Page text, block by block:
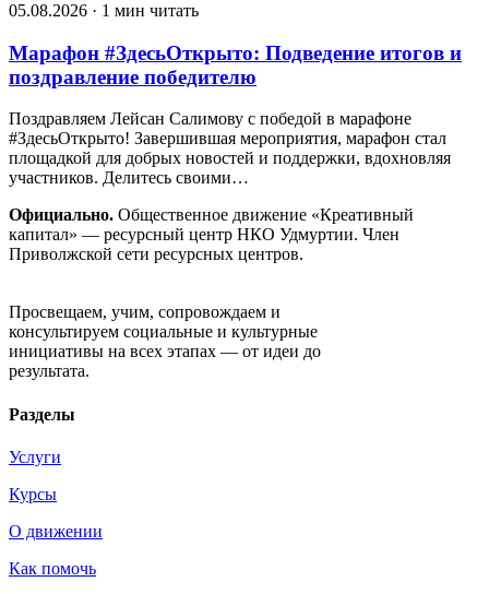
05.08.2026 · 1 мин читать
Марафон #ЗдесьОткрыто: Подведение итогов и
поздравление победителю
Поздравляем Лейсан Салимову с победой в марафоне
#ЗдесьОткрыто! Завершившая мероприятия, марафон стал
площадкой для добрых новостей и поддержки, вдохновляя
участников. Делитесь своими…
Официально. Общественное движение «Креативный
капитал» — ресурсный центр НКО Удмуртии. Член
Приволжской сети ресурсных центров.
Просвещаем, учим, сопровождаем и
консультируем социальные и культурные
инициативы на всех этапах — от идеи до
результата.
Разделы
Услуги
Курсы
О движении
Как помочь